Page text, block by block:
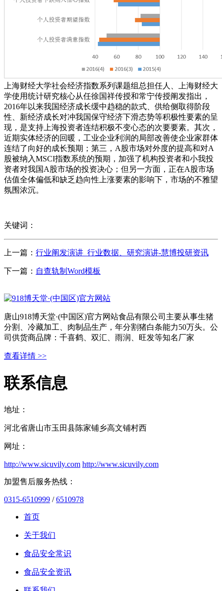
上海财经大学社会经济指数系列课题组总担任人、上海财经大
学使用统计研究核心从任徐国祥传授和常宁传授阐发指出，
2016年以来我国经济成长缓中趋稳的款式、供给侧取得阶段
性、新经济成长对冲我国保守经济下滑态势等积极性要素的呈
现，是支持上海投资者连结积极不变心态的次要要素。其次，
近期实体经济的回暖，工业企业利润的局部改善使企业家群体
连结了向好的成长预期；第三，A股市场对外度的提高和对A
股被纳入MSCI指数系统的预期，加强了机构投资者和小我投
资者对我国A股市场的投资决心；但另一方面，正在A股市场
估值全体偏低和缺乏趋向性上涨要素的影响下，市场的不雅望
氛围浓沉。
关键词：
上一篇： 行业阐发演讲_行业数据、研究演讲-慧博投研资讯
下一篇： 自查轨制Word模板
唐山918博天堂·(中国区)官方网站食品有限公司主要从事生猪
分割、冷藏加工、肉制品生产，年分割猪白条能力50万头。公
司供货商品牌：千喜鹤、双汇、雨润、旺发等知名厂家
查看详情 >>
联系信息
地址：
河北省唐山市玉田县陈家铺乡高文铺村西
网址：
http://www.sicuvily.com http://www.sicuvily.com
加盟售后服务热线：
0315-6510999 /6510978
首页
关于我们
食品安全常识
食品安全资讯